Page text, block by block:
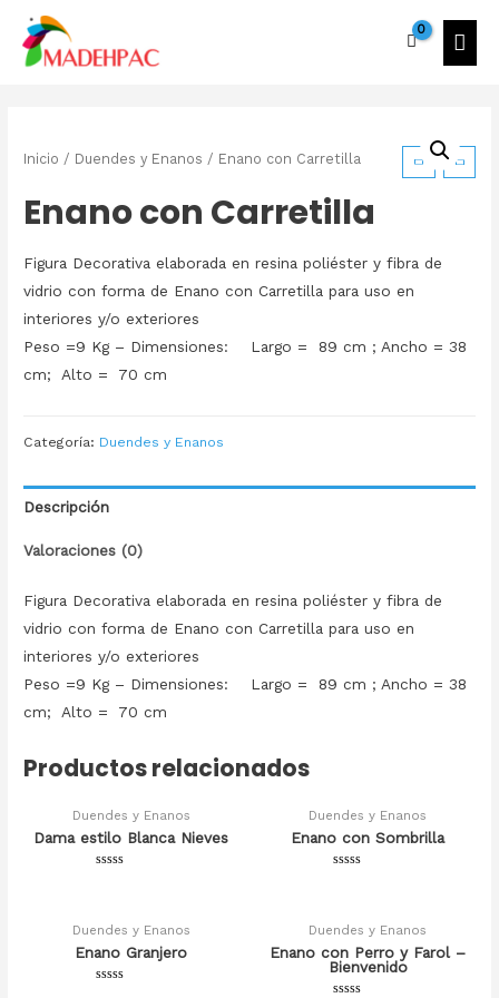
Inicio / Duendes y Enanos / Enano con Carretilla
Enano con Carretilla
Figura Decorativa elaborada en resina poliéster y fibra de
vidrio con forma de Enano con Carretilla para uso en
interiores y/o exteriores
Peso =9 Kg – Dimensiones: Largo = 89 cm ; Ancho = 38
cm; Alto = 70 cm
Categoría: Duendes y Enanos
Descripción
Valoraciones (0)
Figura Decorativa elaborada en resina poliéster y fibra de
vidrio con forma de Enano con Carretilla para uso en
interiores y/o exteriores
Peso =9 Kg – Dimensiones: Largo = 89 cm ; Ancho = 38
cm; Alto = 70 cm
Productos relacionados
Duendes y Enanos
Dama estilo Blanca Nieves
5
Duendes y Enanos
Enano con Sombrilla
5
Duendes y Enanos
Enano Granjero
Duendes y Enanos
Enano con Perro y Farol –
Bienvenido